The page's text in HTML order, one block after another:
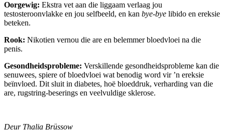
Oorgewig: Ekstra vet aan die liggaam verlaag jou
testosteroonvlakke en jou selfbeeld, en kan bye-bye libido en ereksie
beteken.
Rook: Nikotien vernou die are en belemmer bloedvloei na die
penis.
Gesondheidsprobleme: Verskillende gesondheidsprobleme kan die
senuwees, spiere of bloedvloei wat benodig word vir ’n ereksie
beïnvloed. Dit sluit in diabetes, hoë bloeddruk, verharding van die
are, rugstring-beserings en veelvuldige sklerose.
Deur Thalia Brüssow